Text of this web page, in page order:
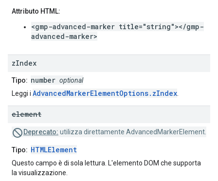
Attributo HTML:
<gmp-advanced-marker title="string"></gmp-
advanced-marker>
zIndex
Tipo: number optional
Leggi i AdvancedMarkerElementOptions.zIndex.
element
Deprecato: utilizza direttamente AdvancedMarkerElement.
Tipo: HTMLElement
Questo campo è di sola lettura. L'elemento DOM che supporta
la visualizzazione.